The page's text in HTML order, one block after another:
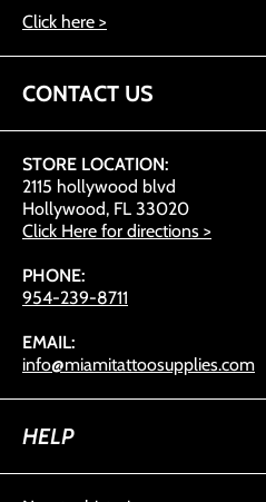
Click here >
CONTACT US
STORE LOCATION:
2115 hollywood blvd
Hollywood, FL 33020
Click Here for directions >
PHONE:
954-239-8711
EMAIL:
info@miamitattoosupplies.com
HELP